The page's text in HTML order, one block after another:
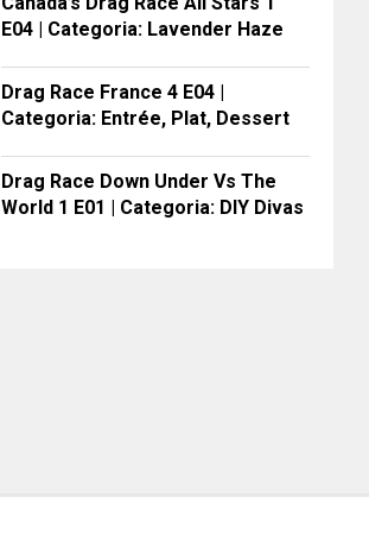
E04 | Categoria: Lavender Haze
Drag Race France 4 E04 |
Categoria: Entrée, Plat, Dessert
Drag Race Down Under Vs The
World 1 E01 | Categoria: DIY Divas